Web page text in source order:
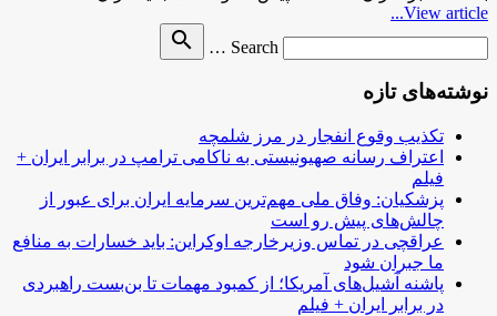
View article...
Search …
search
نوشته‌های تازه
تکذیب وقوع انفجار در مرز شلمچه
اعتراف رسانه صهیونیستی به ناکامی ترامپ در برابر ایران +
فیلم
پزشکیان: وفاق ملی مهم‌ترین سرمایه ایران برای عبور از
چالش‌های پیش رو است
عراقچی در تماس وزیرخارجه اوکراین: باید خسارات به منافع
ما جبران شود
پاشنه آشیل‌های آمریکا؛ از کمبود مهمات تا بن‌بست راهبردی
در برابر ایران + فیلم